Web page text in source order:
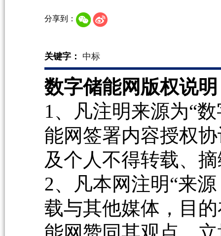
分享到：
关键字： 中标
数字储能网版权说
1、凡注明来源为“
能网签署内容授权
及个人不得转载、
2、凡本网注明“来
载与其他媒体，目